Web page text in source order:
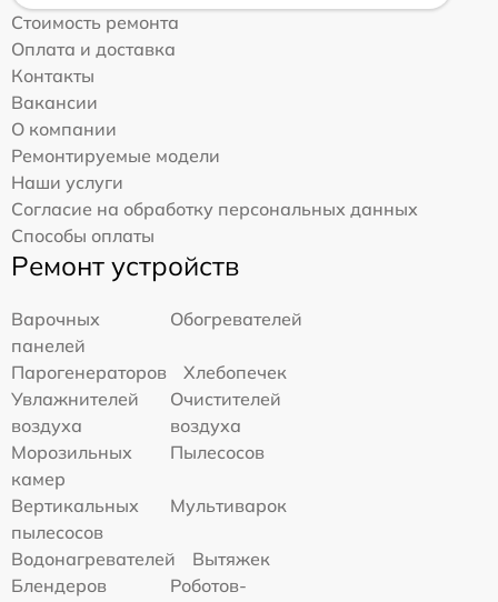
Стоимость ремонта
Оплата и доставка
Контакты
Вакансии
О компании
Ремонтируемые модели
Наши услуги
Согласие на обработку персональных данных
Способы оплаты
Ремонт устройств
Варочных
панелей
Обогревателей
Парогенераторов
Хлебопечек
Увлажнителей
воздуха
Очистителей
воздуха
Морозильных
камер
Пылесосов
Вертикальных
пылесосов
Мультиварок
Водонагревателей
Вытяжек
Блендеров
Роботов-